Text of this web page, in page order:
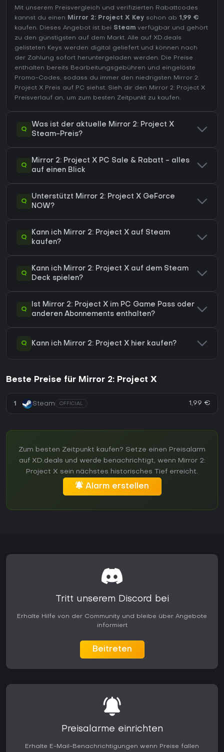
Mit unserem Preisvergleich und verifizierten Rabattcodes
kannst du einen
Mirror 2: Project X Key schon ab 1,99 €
kaufen. Dieses Angebot ist bei Steam verfügbar und gehört
zu den günstigsten auf dem Markt. Alle auf XD.deals
gelisteten Keys werden digital geliefert und können nach
der Zahlung sofort heruntergeladen werden. Die Preise
enthalten bereits Bearbeitungsgebühren und eingelöste
Promo-Codes, sodass du immer den niedrigsten Mirror 2:
Project X Preis auf PC siehst. Sieh dir den Mirror 2: Project X
Preisverlauf an, um zum besten Zeitpunkt zu kaufen.
Q
Was ist der aktuelle Mirror 2: Project X
Steam-Preis?
Q
Mirror 2: Project X PC Sale & Rabatt - alles
auf einen Blick
Q
Unterstützt Mirror 2: Project X GeForce
NOW?
Q
Kann ich Mirror 2: Project X auf Steam
kaufen?
Q
Kann ich Mirror 2: Project X auf dem Steam
Deck spielen?
Q
Ist Mirror 2: Project X im PC Game Pass oder
anderen Abonnements enthalten?
Q Kann ich Mirror 2: Project X hier kaufen?
Beste Preise für Mirror 2: Project X
1 Steam OFFICIAL 1,99 €
Zum besten Zeitpunkt kaufen? Setze einen Preisalarm
auf XD.deals und werde benachrichtigt, wenn Mirror 2:
Project X sein nächstes historisches Tief erreicht.
Alarm erstellen
Tritt unserem Discord bei
Erhalte Hilfe von der Community und bleibe über Angebote
informiert
Beitreten
Preisalarme einrichten
Erhalte E-Mail-Benachrichtigungen wenn Preise fallen